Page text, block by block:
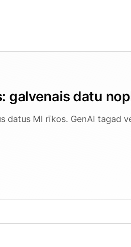
galvenais datu
datus MI rīkos. GenAI tagad